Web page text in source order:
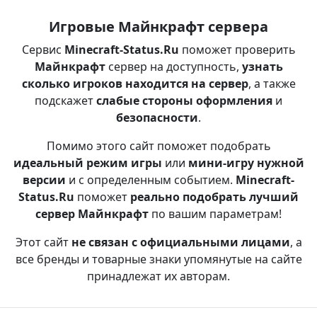
Игровые Майнкрафт сервера
Сервис Minecraft-Status.Ru поможет проверить
Майнкрафтсервер на доступность, узнать
сколько игроков находится на сервер, а также
подскажетслабые стороны оформления и
безопасности.
Помимо этого сайт поможет подобрать
идеальный режим игры или мини-игру нужной
версии и с определенным событием. Minecraft-
Status.Ru поможет реально подобрать лучший
сервер Майнкрафт по вашим параметрам!
Этот сайт не связан с официальными лицами, а
все бренды и товарные знаки упомянутые на сайте
принадлежат их авторам.